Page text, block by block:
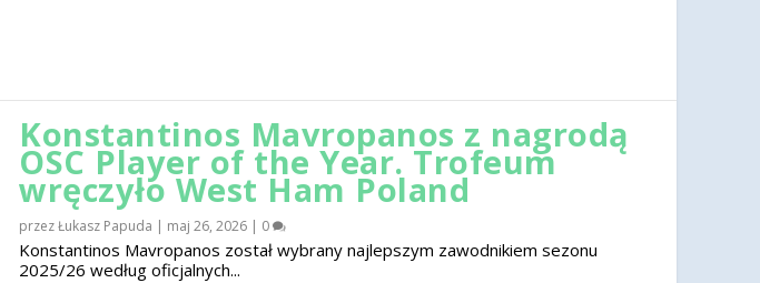
Konstantinos Mavropanos z nagrodą
OSC Player of the Year. Trofeum
wręczyło West Ham Poland
przezŁukasz Papuda | maj 26, 2026 | 0
Konstantinos Mavropanos został wybrany najlepszym zawodnikiem sezonu
2025/26 według oficjalnych...